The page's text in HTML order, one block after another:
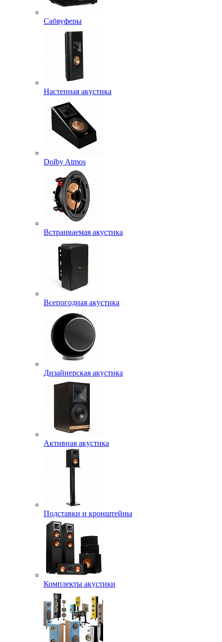
Сабвуферы
Настенная акустика
Dolby Atmos
Встраиваемая акустика
Всепогодная акустика
Дизайнерская акустика
Активная акустика
Подставки и кронштейны
Комплекты акустики